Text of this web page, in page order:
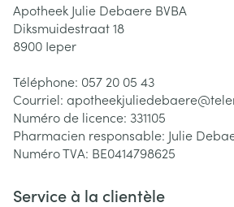
Apotheek Julie Debaere BVBA
Diksmuidestraat 18
8900 Ieper
Téléphone: 057 20 05 43
Courriel: apotheekjuliedebaere@
Numéro de licence: 331105
Pharmacien responsable: Julie
Numéro TVA: BE0414798625
Service à la clientèle